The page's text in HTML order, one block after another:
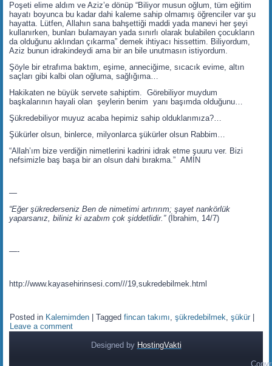
Poşeti elime aldım ve Aziz’e dönüp “Biliyor musun oğlum, tüm eğitim
hayatı boyunca bu kadar dahi kaleme sahip olmamış öğrenciler var şu
hayatta. Lütfen, Allahın sana bahşettiği maddi yada manevi her şeyi
kullanırken, bunları bulamayan yada sınırlı olarak bulabilen çocukların
da olduğunu aklından çıkarma” demek ihtiyacı hissettim. Biliyordum,
Aziz bunun idrakindeydi ama bir an bile unutmasın istiyordum.
Şöyle bir etrafıma baktım, eşime, anneciğime, sıcacık evime, altın
saçları gibi kalbi olan oğluma, sağlığıma…
Hakikaten ne büyük servete sahiptim. Görebiliyor muydum
başkalarının hayali olan şeylerin benim yanı başımda olduğunu…
Şükredebiliyor muyuz acaba hepimiz sahip olduklarımıza?…
Şükürler olsun, binlerce, milyonlarca şükürler olsun Rabbim…
“Allah’ım bize verdiğin nimetlerini kadrini idrak etme şuuru ver. Bizi
nefsimizle baş başa bir an olsun dahi bırakma.” AMİN
—
“Eğer şükrederseniz Ben de nimetimi artırırım; şayet nankörlük
yaparsanız, biliniz ki azabım çok şiddetlidir.”(İbrahim, 14/7)
—-
http://www.kayasehirinsesi.com///19,sukredebilmek.html
Posted in Kalemimden |Tagged fincan takımı,şükredebilmek,şükür
Leave a comment
Designed by HostingVakti